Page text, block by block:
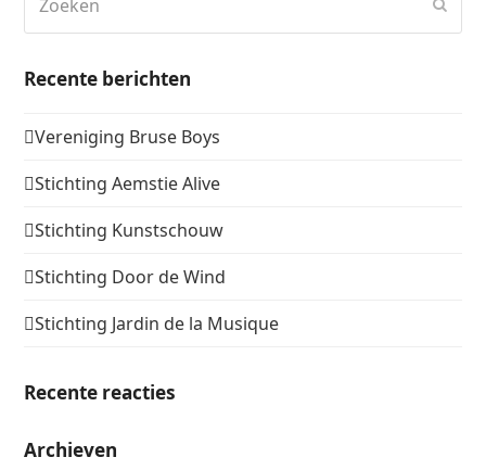
Recente berichten
Vereniging Bruse Boys
Stichting Aemstie Alive
Stichting Kunstschouw
Stichting Door de Wind
Stichting Jardin de la Musique
Recente reacties
Archieven